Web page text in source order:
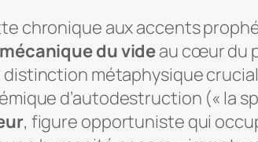
chronique aux accents
mécanique du videau cœur du
métaphysique
d’autodestruction (« la
, figure opportuniste qui